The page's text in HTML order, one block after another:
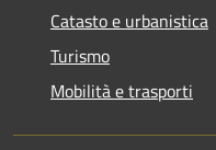
Catasto e urbanistica
Turismo
Mobilità e trasporti